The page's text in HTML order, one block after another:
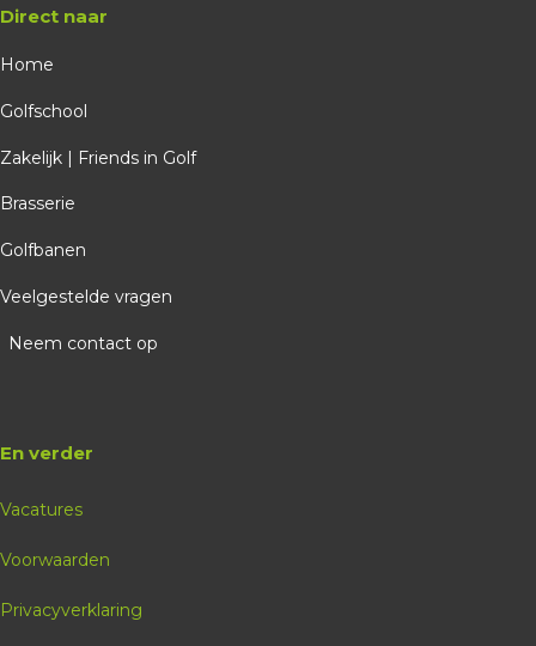
Direct naar
Home
Golfschool
Zakelijk | Friends in Golf
Brasserie
Golfbanen
Veelgestelde vragen
Neem contact op
En verder
Vacatures
Voorwaarden
Privacyverklaring